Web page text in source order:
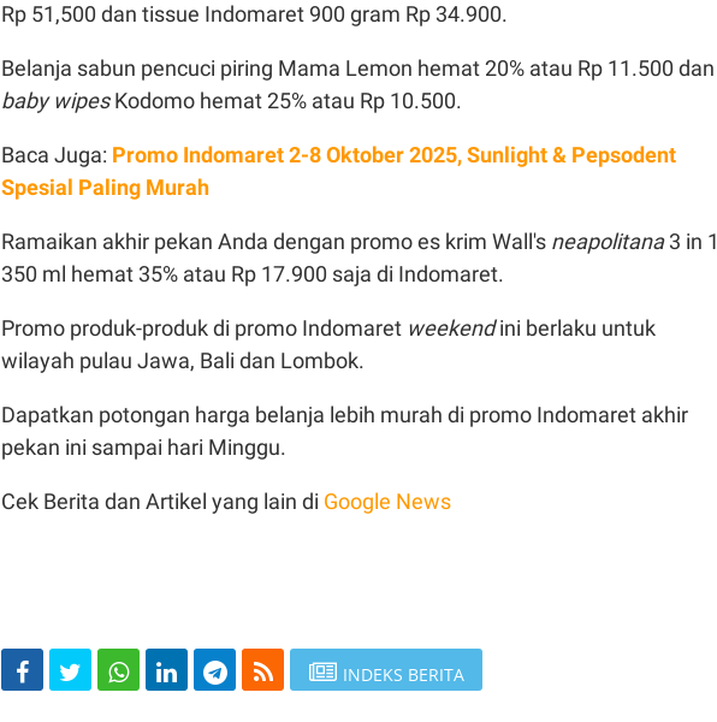
Rp 51,500 dan tissue Indomaret 900 gram Rp 34.900.
Belanja sabun pencuci piring Mama Lemon hemat 20% atau Rp 11.500 dan
baby wipesKodomo hemat 25% atau Rp 10.500.
Baca Juga: Promo Indomaret 2-8 Oktober 2025, Sunlight & Pepsodent
Spesial Paling Murah
Ramaikan akhir pekan Anda dengan promo es krim Wall's neapolitana3 in 1
350 ml hemat 35% atau Rp 17.900 saja di Indomaret.
Promo produk-produk di promo Indomaret weekendini berlaku untuk
wilayah pulau Jawa, Bali dan Lombok.
Dapatkan potongan harga belanja lebih murah di promo Indomaret akhir
pekan ini sampai hari Minggu.
Cek Berita dan Artikel yang lain di Google News
INDEKS BERITA